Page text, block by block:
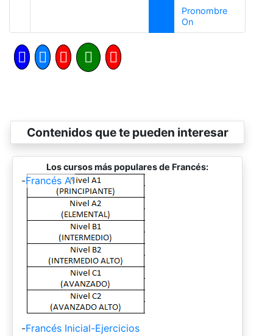
Pronombre
OnSiguiente
Contenidos que te pueden interesar
Los cursos más populares de Francés:
-Francés A1
-Francés Inicial-Ejercicios